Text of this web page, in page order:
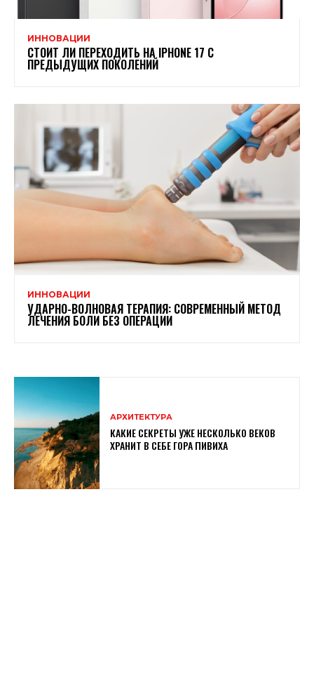
ИННОВАЦИИ
СТОИТ ЛИ ПЕРЕХОДИТЬ НА IPHONE 17 С
ПРЕДЫДУЩИХ ПОКОЛЕНИЙ
ИННОВАЦИИ
УДАРНО-ВОЛНОВАЯ ТЕРАПИЯ: СОВРЕМЕННЫЙ МЕТОД
ЛЕЧЕНИЯ БОЛИ БЕЗ ОПЕРАЦИИ
АРХИТЕКТУРА
КАКИЕ СЕКРЕТЫ УЖЕ НЕСКОЛЬКО ВЕКОВ
ХРАНИТ В СЕБЕ ГОРА ПИВИХА